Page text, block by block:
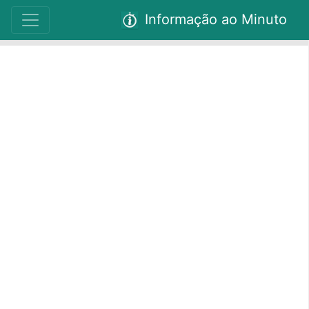
Informação ao Minuto